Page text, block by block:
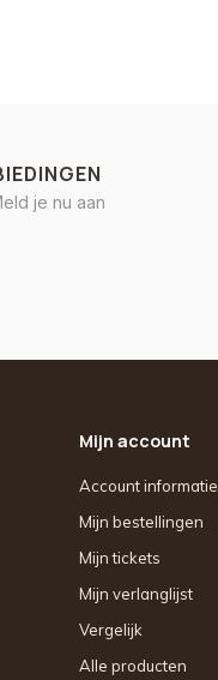
je nu aan
Mijn account
Account informatie
Mijn bestellingen
Mijn tickets
Mijn verlanglijst
Vergelijk
Alle producten